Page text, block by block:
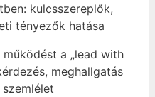
kulcsszereplők,
tényezők hatása
a „lead with
meghallgatás